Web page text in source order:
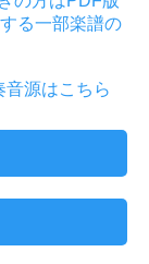
る一部楽譜の
源はこちら